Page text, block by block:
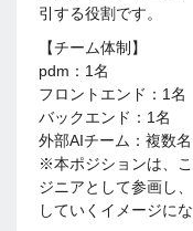
引する役割です。
【チーム体制】
pdm：1名
フロントエンド：1名
バックエンド：1名
外部AIチーム：複数名
※本ポジションは、
ジニアとして参画し
していくイメージにな